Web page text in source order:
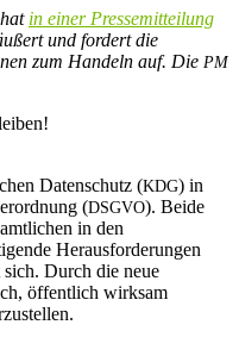
Nr. 1in einer Pressemitteilung
und fordert die
zum Handeln auf. Die PM
Datenschutz (KDG) in
(DSGVO). Beide
in den
Herausforderungen
Durch die neue
öffentlich wirksam